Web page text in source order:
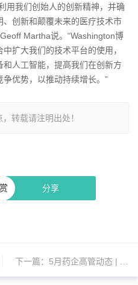
用我们创始人的创新精神，并确
创新和颠覆未来的医疗技术市
Martha说。“Washington博
扩大我们的技术平台的使用，
人工智能，提高我们在创新方
优势，以推动持续增长。”
转载请注明出处！
分享
赏
下一篇： 5月药企高管动态 | 吉利德、百特、欧加隆、君实生物、健适医疗、北海康成等全球药企人事变动